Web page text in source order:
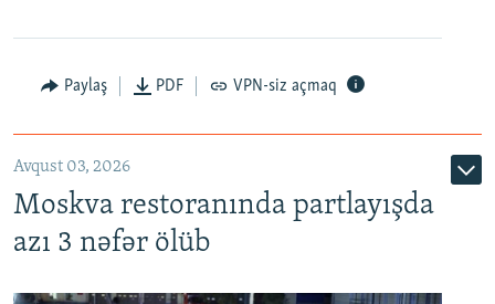
Paylaş PDF VPN-siz açmaq
Avqust 03, 2026
Moskva restoranında partlayışda
azı 3 nəfər ölüb